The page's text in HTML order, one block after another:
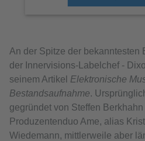
An der Spitze der bekanntesten
der Innervisions-Labelchef -
seinem Artikel Elektronische
Bestandsaufnahme.
gegründet von Steffen
Produzentenduo Ame, alias
Wiedemann, mittlerweile aber